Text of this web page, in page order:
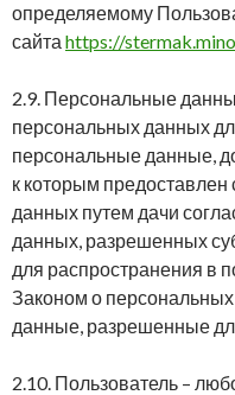
определяемому
сайта https://
2.9. Персональные
персональных данных
персональные данные,
к которым
данных путем дачи
данных, разрешенных
для распространения в
Законом о
данные, разрешенные
2.10. Пользователь –